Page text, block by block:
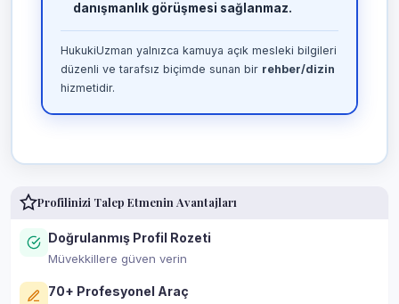
danışmanlık görüşmesi sağlanmaz.
HukukiUzman yalnızca kamuya açık mesleki bilgileri
düzenli ve tarafsız biçimde sunan bir rehber/dizin
hizmetidir.
Profilinizi Talep Etmenin Avantajları
Doğrulanmış Profil Rozeti
Müvekkillere güven verin
70+ Profesyonel Araç